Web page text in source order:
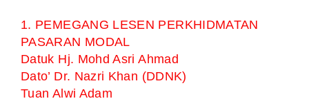
1. PEMEGANG LESEN PERKHIDMATAN
PASARAN MODAL
Datuk Hj. Mohd Asri Ahmad
Dato’ Dr. Nazri Khan (DDNK)
Tuan Alwi Adam